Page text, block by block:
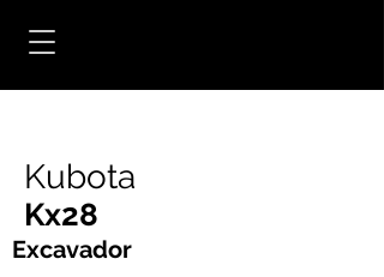
Kubota
Kx28
Excavador